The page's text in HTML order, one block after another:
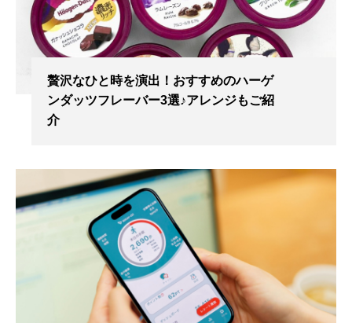
贅沢なひと時を演出！おすすめのハーゲ
ンダッツフレーバー3選♪アレンジもご紹
介